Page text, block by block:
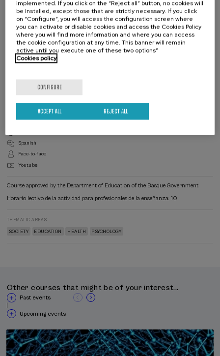
escolar y a su entorno.
Course
COURSE DIRECTOR
Gurutz Linazasoro Cristobal
Garun Etxea
Spanish
Face-to-face
Youtube
Course approved by the Department of Education of the Basque Government
Horario lectivo de la actividad para profesionales de la enseñanza: 10
THEMATIC AREAS
SOCIETY EDUCATION HEALTH PSYCHOLOGY
Other courses that might be of your interest...
Past events
Upcoming events
implemented. If you click on the “Reject all” button, no cookies will
be installed, except those that are strictly necessary. If you click
on “Configure”, you will access the configuration screen where
you can activate or disable cookies and access the Cookies Policy
where you will find more information and where you can access
the cookie configuration at any time. This banner will remain
active until you execute one of these two options”
Cookies policy
CONFIGURE
REJECT ALL
ACCEPT ALL